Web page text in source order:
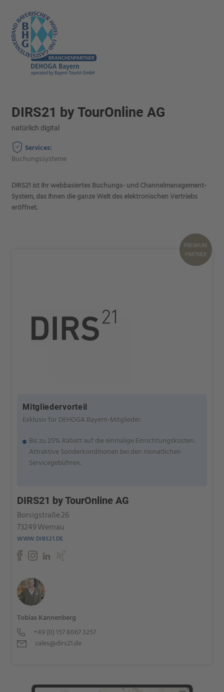
PREMIUM
PARTNER
Mitgliedervorteil
Exklusiv für DEHOGA Bayern-Mitglieder:
Bis zu 25% Rabatt auf die einmalige Einrichtungskosten.
Attraktive Sonderkonditionen bei den monatlichen
Servicegebühren.
DIRS21 by TourOnline AG
Borsigstraße 26
73249 Wernau
WWW.DIRS21.DE
Tobias Kannenberg
+49 (0) 157 8067 3257
sales@dirs21.de
DIRS21 by TourOnline AG
natürlich digital
Services:
Buchungssysteme
DIRS21 ist Ihr webbasiertes Buchungs- und Channelmanagement-
System, das Ihnen die ganze Welt des elektronischen Vertriebs
eröffnet.